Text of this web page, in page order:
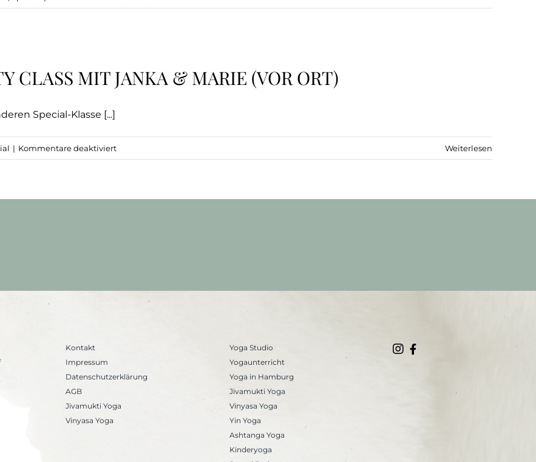
mit
(ONLINE)
CLASS MIT JANKA & MARIE (VOR ORT)
Special-Klasse [...]
| Kommentare deaktiviertfür
(VOR
Weiterlesen
Kontakt
Impressum
Datenschutzerklärung
AGB
Jivamukti Yoga
Vinyasa Yoga
Yoga Studio
Yogaunterricht
Yoga in Hamburg
Jivamukti Yoga
Vinyasa Yoga
Yin Yoga
Ashtanga Yoga
Kinderyoga